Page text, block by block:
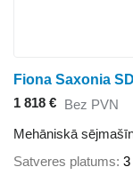
Fiona Saxonia
1 818 € Bez PVN
Mehāniskā
Satveres platums 3